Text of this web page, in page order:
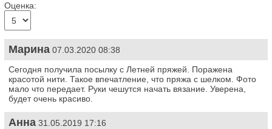
Оценка:
Марина 07.03.2020 08:38
Сегодня получила посылку с Летней пряжей. Поражена
красотой нити. Такое впечатление, что пряжа с шелком. Фото
мало что передает. Руки чешутся начать вязание. Уверена,
будет очень красиво.
Анна 31.05.2019 17:16